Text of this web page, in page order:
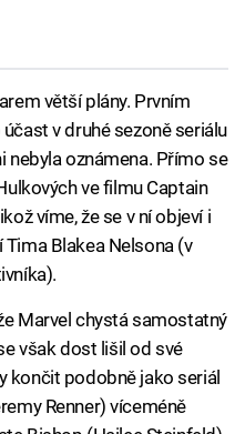
větší plány. Prvním
v druhé sezoně seriálu
nebyla oznámena. Přímo se
ve filmu Captain
víme, že se v ní objeví i
Blakea Nelsona (v
Marvel chystá samostatný
však dost lišil od své
končit podobně jako seriál
Renner) víceméně